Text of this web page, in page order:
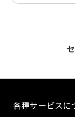
各種サービスに